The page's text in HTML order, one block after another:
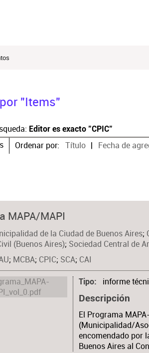
"Items"
Editor es exacto "CPIC"
Ordenar por: Título Fecha de
MAPA/MAPI
de la Ciudad de Buenos Aires;
(Buenos Aires); Sociedad Central de
; MCBA; CPIC; SCA; CAI
Tipo informe
Descripción
El Programa
(Municipalidad/
encomendado por
Buenos Aires al